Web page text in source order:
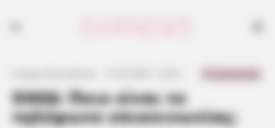
ΟΑΕΔ: Ποιο είναι το
τηλέφωνο επικοινωνίας;